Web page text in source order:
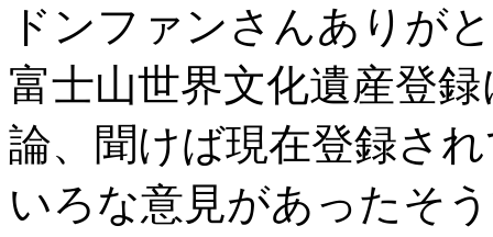
ドンファンさんありが
富士山世界文化遺産登
論、聞けば現在登録さ
いろな意見があったそ